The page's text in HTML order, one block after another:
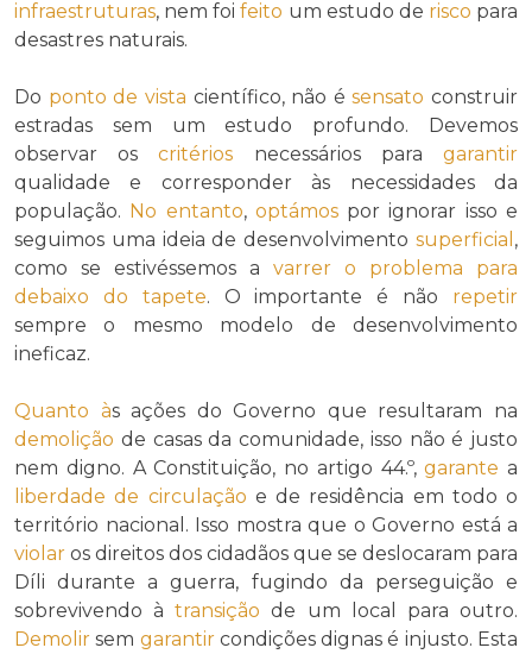
infraestruturas, nem foifeito um estudo de risco para
desastres naturais.
Do ponto de vista científico, não ésensato construir
estradas sem um estudo profundo. Devemos
observar oscritérios necessários paragarantir
qualidade e corresponder às necessidades da
população. No entanto, optámospor ignorar isso e
seguimos uma ideia de desenvolvimento superficial ,
como se estivéssemos a varrer o problema para
debaixo do tapete. O importante é não repetir
sempre o mesmo modelo de desenvolvimento
ineficaz.
Quanto às ações do Governo que resultaram na
demolição de casas da comunidade, isso não é justo
nem digno. A Constituição, no artigo 44.º,garante a
liberdade de circulação e de residência em todo o
território nacional. Isso mostra que o Governo está a
violar os direitos dos cidadãos que se deslocaram para
Díli durante a guerra, fugindo da perseguição e
sobrevivendo àtransição de um local para outro.
Demolir sem garantircondições dignas é injusto. Esta